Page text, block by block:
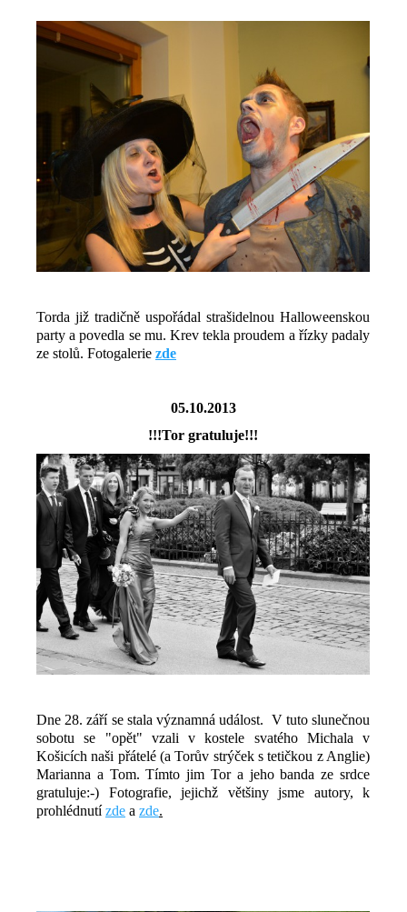
Torda již tradičně uspořádal strašidelnou Halloweenskou
party a povedla se mu. Krev tekla proudem a řízky padaly
ze stolů. Fotogalerie zde
05.10.2013
!!!Tor gratuluje!!!
Dne 28. září se stala významná událost. V tuto slunečnou
sobotu se "opět" vzali v kostele svatého Michala v
Košicích naši přátelé (a Torův strýček s tetičkou z Anglie)
Marianna a Tom. Tímto jim Tor a jeho banda ze srdce
gratuluje:-) Fotografie, jejichž většiny jsme autory, k
prohlédnutízde a zde.